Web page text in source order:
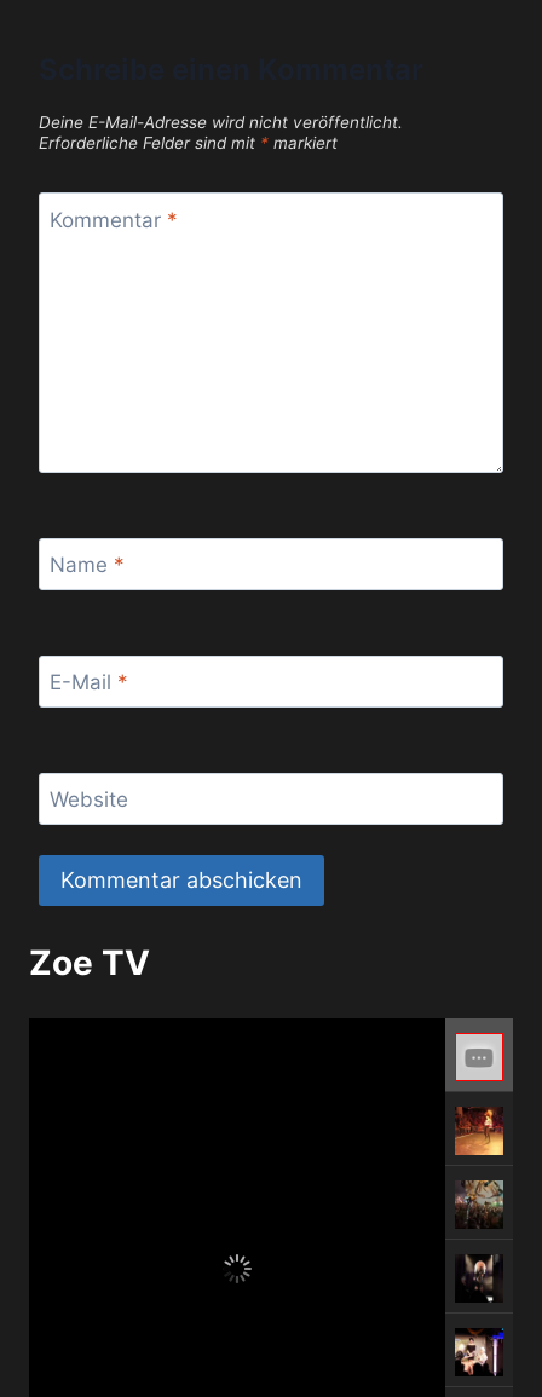
Deine E-Mail-Adresse wird nicht veröffentlicht.
Erforderliche Felder sind mit * markiert
Kommentar *
Name *
E-Mail *
Website
Zoe TV